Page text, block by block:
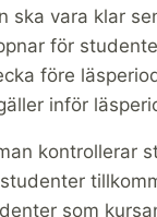
ska vara klar
för
före
inför
kontrollerar
som